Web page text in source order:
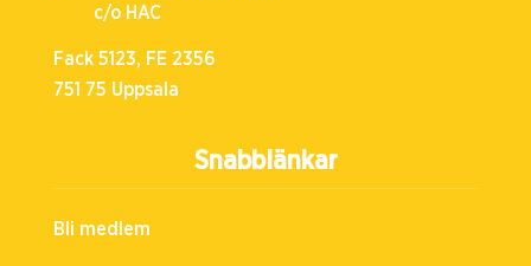
Snabblänkar
Bli medlem
c/o HAC
Fack 5123, FE 2356
751 75 Uppsala